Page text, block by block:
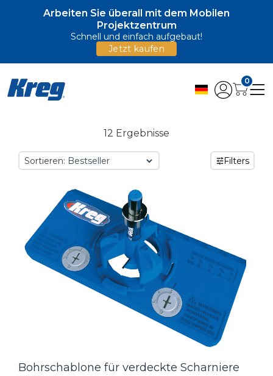
Arbeiten Sie überall mit dem Mobilen
Projektzentrum
Schnell und einfach aufgebaut!
Jetzt kaufen
0
12 Ergebnisse
Sortieren: Filters
Bohrschablone für verdeckte Scharniere